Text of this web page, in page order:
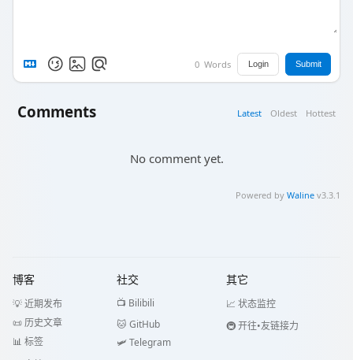
0 Words Login Submit
Comments Latest Oldest Hottest
No comment yet.
Powered by Waline v3.3.1
博客
💡 近期发布
📜 历史文章
📊 标签
社交
📺 Bilibili
🐱 GitHub
🛩️ Telegram
其它
📈 状态监控
🚇 开往•友链接力